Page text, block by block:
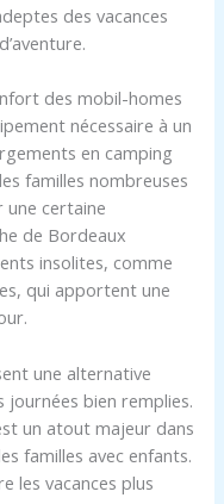
des vacances
des mobil-homes
nécessaire à un
en camping
familles nombreuses
une certaine
de Bordeaux
insolites, comme
qui apportent une
une alternative
bien remplies.
un atout majeur dans
familles avec enfants.
les vacances plus